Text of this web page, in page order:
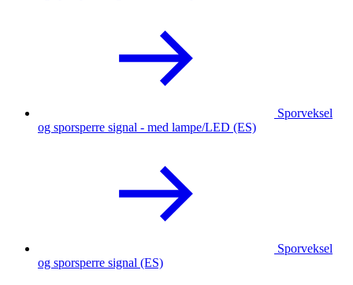
Sporveksel
og sporsperre signal - med lampe/LED (ES)
Sporveksel
og sporsperre signal (ES)